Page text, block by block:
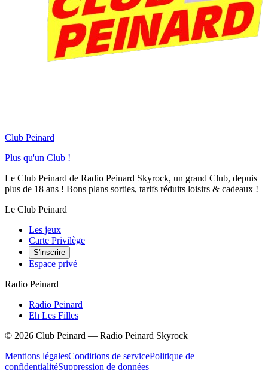
Club Peinard
Plus qu'un Club !
Le Club Peinard de Radio Peinard Skyrock, un grand Club, depuis
plus de 18 ans ! Bons plans sorties, tarifs réduits loisirs & cadeaux !
Le Club Peinard
Les jeux
Carte Privilège
S'inscrire
Espace privé
Radio Peinard
Radio Peinard
Eh Les Filles
© 2026 Club Peinard — Radio Peinard Skyrock
Mentions légalesConditions de servicePolitique de
confidentialitéSuppression de données